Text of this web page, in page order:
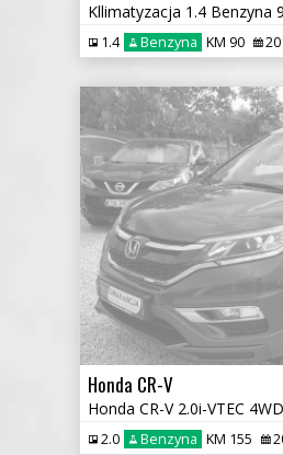
1.4 Benzyna KM 90
Honda CR-V
2.0 Benzyna KM 155